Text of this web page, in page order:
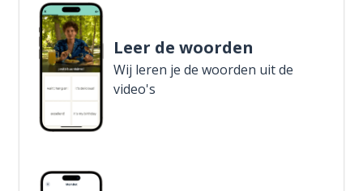
Leer de woorden
Wij leren je de woorden uit de
video's